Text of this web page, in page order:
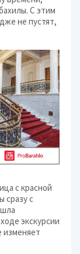
С этим
не пустят,
с красной
сразу с
экскурсии
изменяет